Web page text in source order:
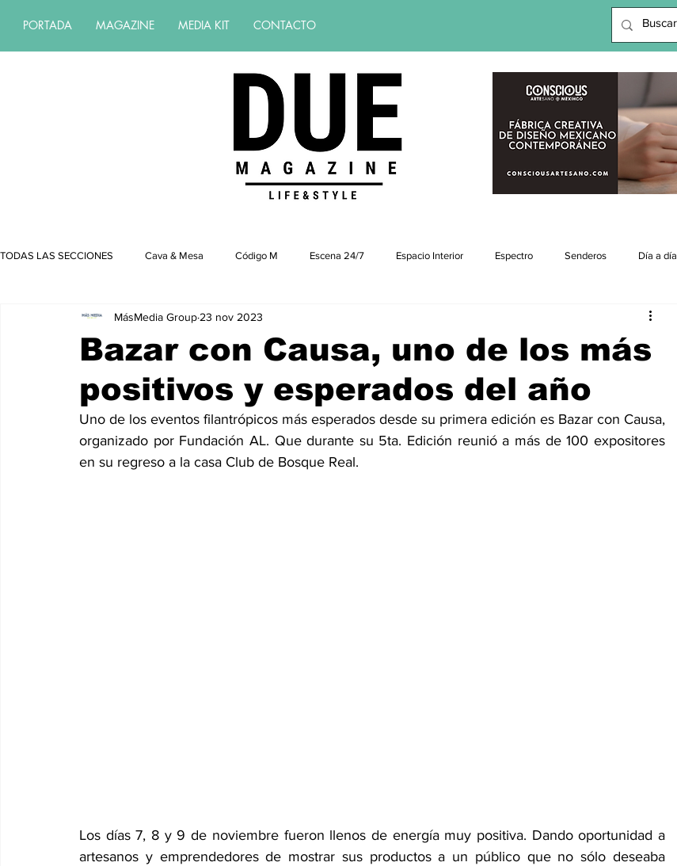
PORTADA MAGAZINE MEDIA KIT CONTACTO
TODAS LAS SECCIONES Cava & Mesa Código M Escena 24/7 Espacio Interior Espectro Senderos Día a día
Bazar con Causa, uno de los más
positivos y esperados del año
MásMedia Group 23 nov 2023
Uno de los eventos filantrópicos más esperados desde su primera edición es Bazar con Causa,
organizado por Fundación AL. Que durante su 5ta. Edición reunió a más de 100 expositores
en su regreso a la casa Club de Bosque Real.
Los días 7, 8 y 9 de noviembre fueron llenos de energía muy positiva. Dando oportunidad a
artesanos y emprendedores de mostrar sus productos a un público que no sólo deseaba